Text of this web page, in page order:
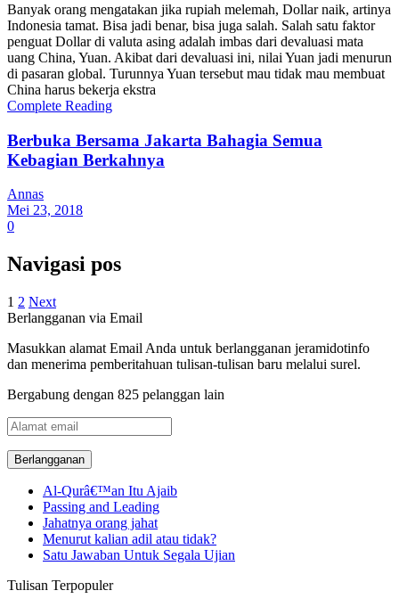
Banyak orang mengatakan jika rupiah melemah, Dollar naik, artinya
Indonesia tamat. Bisa jadi benar, bisa juga salah. Salah satu faktor
penguat Dollar di valuta asing adalah imbas dari devaluasi mata
uang China, Yuan. Akibat dari devaluasi ini, nilai Yuan jadi menurun
di pasaran global. Turunnya Yuan tersebut mau tidak mau membuat
China harus bekerja ekstra
Complete Reading
Berbuka Bersama Jakarta Bahagia Semua
Kebagian Berkahnya
Annas
Mei 23, 2018
0
Navigasi pos
1 2 Next
Berlangganan via Email
Masukkan alamat Email Anda untuk berlangganan jeramidotinfo
dan menerima pemberitahuan tulisan-tulisan baru melalui surel.
Bergabung dengan 825 pelanggan lain
Alamat
email
Al-Qurâ€™an Itu Ajaib
Passing and Leading
Jahatnya orang jahat
Menurut kalian adil atau tidak?
Satu Jawaban Untuk Segala Ujian
Tulisan Terpopuler